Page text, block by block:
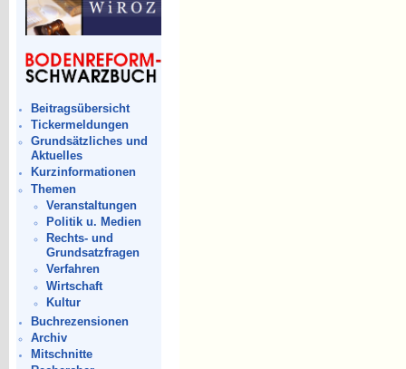
Beitragsübersicht
Tickermeldungen
Grundsätzliches und
Aktuelles
Kurzinformationen
Themen
Veranstaltungen
Politik u. Medien
Rechts- und
Grundsatzfragen
Verfahren
Wirtschaft
Kultur
Buchrezensionen
Archiv
Mitschnitte